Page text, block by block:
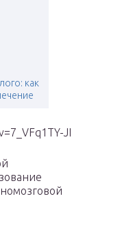
как
JI